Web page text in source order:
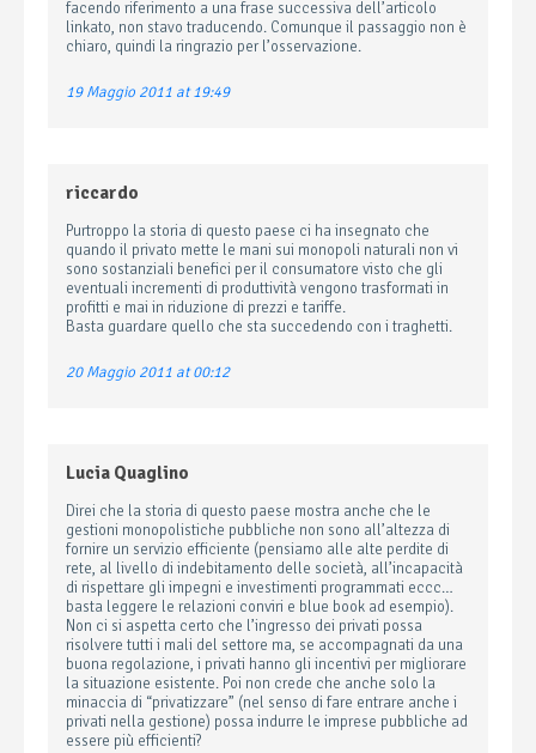
facendo riferimento a una frase successiva dell’articolo
linkato, non stavo traducendo. Comunque il passaggio non è
chiaro, quindi la ringrazio per l’osservazione.
19 Maggio 2011 at 19:49
riccardo
Purtroppo la storia di questo paese ci ha insegnato che
quando il privato mette le mani sui monopoli naturali non vi
sono sostanziali benefici per il consumatore visto che gli
eventuali incrementi di produttività vengono trasformati in
profitti e mai in riduzione di prezzi e tariffe.
Basta guardare quello che sta succedendo con i traghetti.
20 Maggio 2011 at 00:12
Lucia Quaglino
Direi che la storia di questo paese mostra anche che le
gestioni monopolistiche pubbliche non sono all’altezza di
fornire un servizio efficiente (pensiamo alle alte perdite di
rete, al livello di indebitamento delle società, all’incapacità
di rispettare gli impegni e investimenti programmati eccc…
basta leggere le relazioni conviri e blue book ad esempio).
Non ci si aspetta certo che l’ingresso dei privati possa
risolvere tutti i mali del settore ma, se accompagnati da una
buona regolazione, i privati hanno gli incentivi per migliorare
la situazione esistente. Poi non crede che anche solo la
minaccia di “privatizzare” (nel senso di fare entrare anche i
privati nella gestione) possa indurre le imprese pubbliche ad
essere più efficienti?